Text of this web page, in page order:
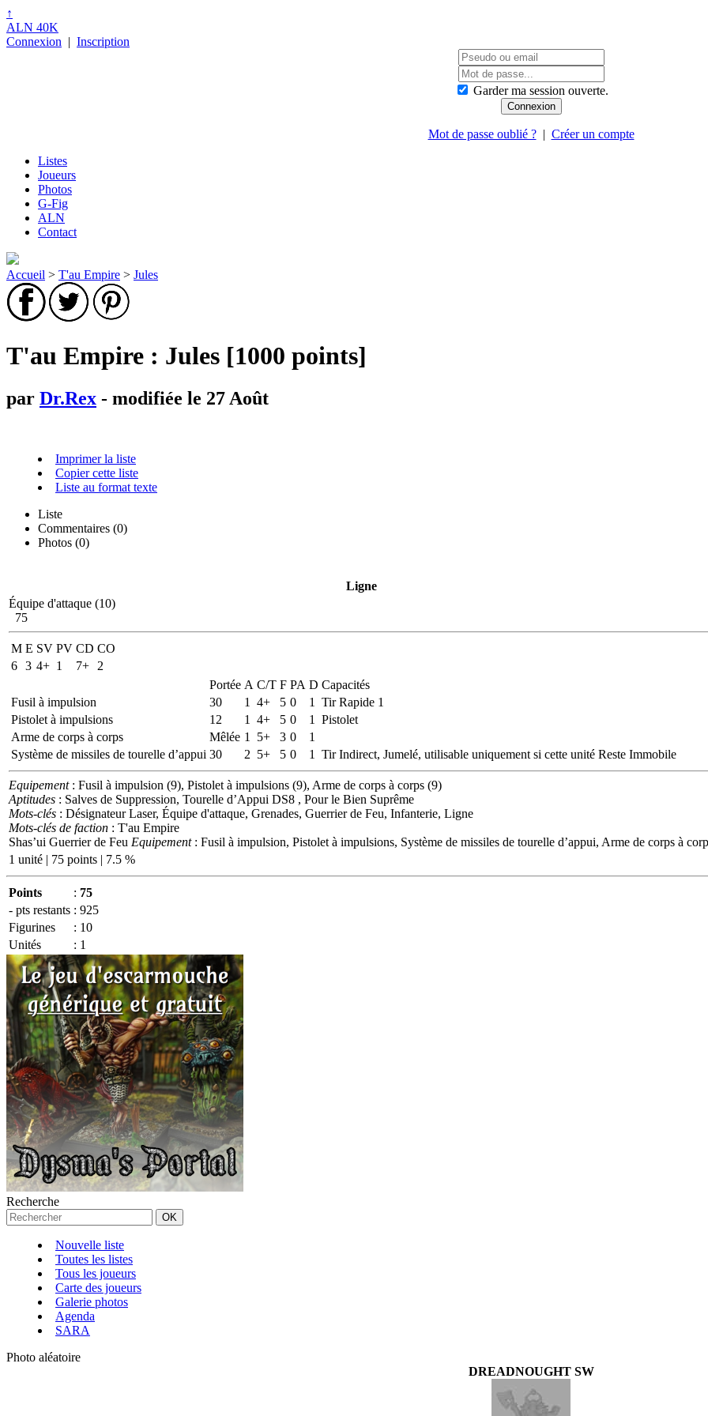
↑
ALN 40K
Connexion | Inscription
Garder ma session ouverte.
Mot de passe oublié ?| Créer un compte
Listes
Joueurs
Photos
G-Fig
ALN
Contact
Accueil > T'au Empire > Jules
T'au Empire : Jules [1000 points]
par Dr.Rex - modifiée le 27 Août
Imprimer la liste
Copier cette liste
Liste au format texte
Liste
Commentaires (0)
Photos (0)
Ligne
Équipe d'attaque (10)
75
M E SV PV CD CO
6 3 4+ 1 7+
2
Portée A C/T F PA D Capacités
Fusil à impulsion
30 1 4+ 5 0 1
Tir Rapide 1
Pistolet à impulsions
12 1 4+ 5 0 1
Pistolet
Arme de corps à corps
Mêlée 1 5+ 3 0
1
Système de missiles de tourelle d’appui 30 2 5+ 5 0 1 Tir Indirect, Jumelé, utilisable uniquement si cette unité Reste Immobile
Equipement: Fusil à impulsion (9), Pistolet à impulsions (9), Arme de corps à corps (9)
Aptitudes : Salves de Suppression, Tourelle d’Appui DS8 , Pour le Bien Suprême
Mots-clés : Désignateur Laser, Équipe d'attaque, Grenades, Guerrier de Feu, Infanterie, Ligne
Mots-clés de faction : T'au Empire
Shas’ui Guerrier de Feu Equipement: Fusil à impulsion, Pistolet à impulsions, Système de missiles de tourelle d’appui, Arme de corps à
1 unité | 75 points | 7.5 %
Points : 75
- pts restants : 925
Figurines
: 10
Unités
: 1
Recherche
Nouvelle liste
Toutes les listes
Tous les joueurs
Carte des joueurs
Galerie photos
Agenda
SARA
Photo aléatoire
DREADNOUGHT SW